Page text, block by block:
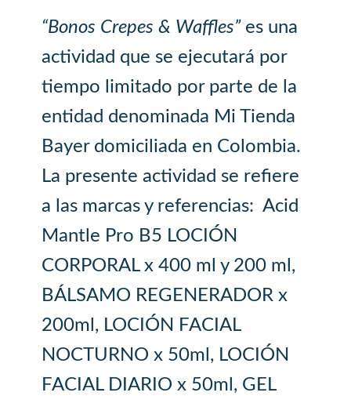
“Bonos Crepes & Waffles”es una
actividad que se ejecutará por
tiempo limitado por parte de la
entidad denominada Mi Tienda
Bayer domiciliada en Colombia.
La presente actividad se refiere
a las marcas y referencias: Acid
Mantle Pro B5 LOCIÓN
CORPORAL x 400 ml y 200 ml,
BÁLSAMO REGENERADOR x
200ml, LOCIÓN FACIAL
NOCTURNO x 50ml, LOCIÓN
FACIAL DIARIO x 50ml, GEL